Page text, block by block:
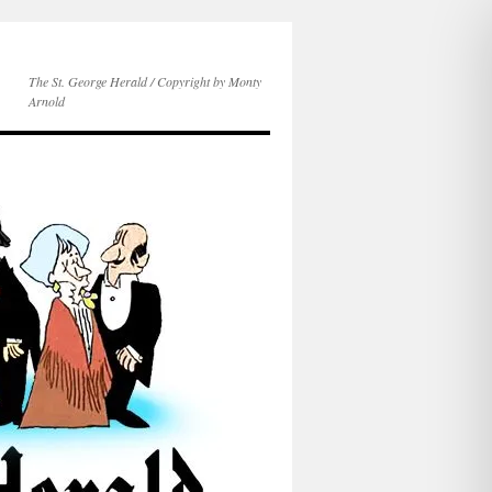
The St. George Herald / Copyright by Monty
Arnold